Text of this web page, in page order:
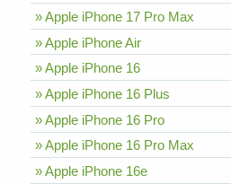
» Apple iPhone 17 Pro Max
» Apple iPhone Air
» Apple iPhone 16
» Apple iPhone 16 Plus
» Apple iPhone 16 Pro
» Apple iPhone 16 Pro Max
» Apple iPhone 16e